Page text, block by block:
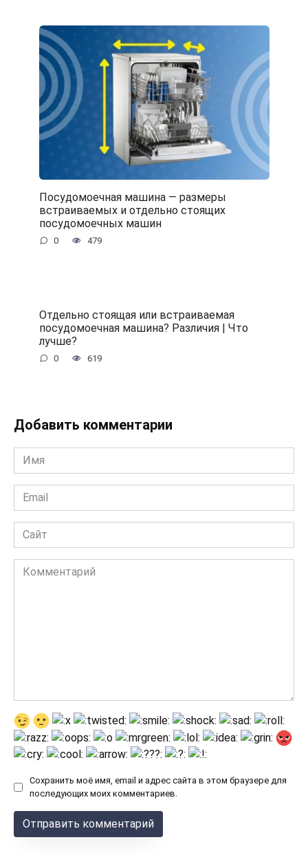
Посудомоечная машина — размеры
встраиваемых и отдельно стоящих
посудомоечных машин
0 479
Отдельно стоящая или встраиваемая
посудомоечная машина? Различия | Что
лучше?
0 619
Добавить комментарии
Имя
*
Email
*
Сайт
Комментарий
Сохранить моё имя, email и адрес сайта в этом браузере для
последующих моих комментариев.